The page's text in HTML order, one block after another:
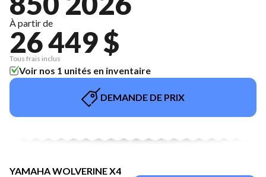
À partir de
26 449 $
Tous frais inclus
Voir nos 1 unités en inventaire
DEMANDE DE PRIX
YAMAHA WOLVERINE X4